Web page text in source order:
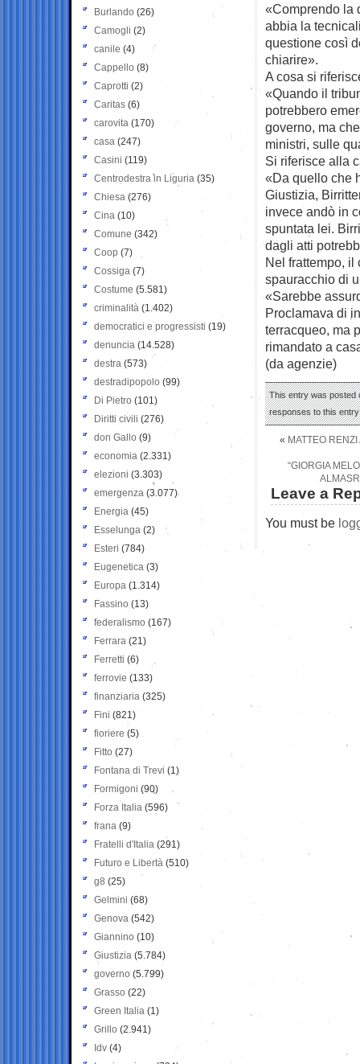
«Comprendo la
abbia la
questione così
chiarire».
A cosa si
«Quando il
potrebbero
governo, ma
ministri, sulle
Si riferisce alla
«Da quello che
Giustizia,
invece andò in
spuntata lei.
dagli atti
Nel frattempo, il
spauracchio di
«Sarebbe
Proclamava di
terracqueo, ma
rimandato a
(da agenzie)
This entry was posted
responses to this
« MATTEO
“GIORGIA
Leave a
You must be
Burlando (26)
Camogli (2)
canile (4)
Cappello (8)
Caprotti (2)
Caritas (6)
carovita (170)
casa (247)
Casini (119)
Centrodestra in Liguria (35)
Chiesa (276)
Cina (10)
Comune (342)
Coop (7)
Cossiga (7)
Costume (5.581)
criminalità (1.402)
democratici e progressisti (19)
denuncia (14.528)
destra (573)
destradipopolo (99)
Di Pietro (101)
Diritti civili (276)
don Gallo (9)
economia (2.331)
elezioni (3.303)
emergenza (3.077)
Energia (45)
Esselunga (2)
Esteri (784)
Eugenetica (3)
Europa (1.314)
Fassino (13)
federalismo (167)
Ferrara (21)
Ferretti (6)
ferrovie (133)
finanziaria (325)
Fini (821)
fioriere (5)
Fitto (27)
Fontana di Trevi (1)
Formigoni (90)
Forza Italia (596)
frana (9)
Fratelli d'Italia (291)
Futuro e Libertà (510)
g8 (25)
Gelmini (68)
Genova (542)
Giannino (10)
Giustizia (5.784)
governo (5.799)
Grasso (22)
Green Italia (1)
Grillo (2.941)
Idv (4)